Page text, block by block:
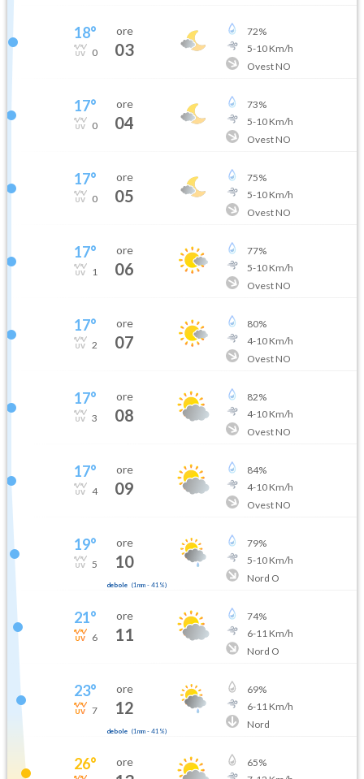
18°
0
ore
03
72%
5-10Km/h
Ovest NO
17°
0
ore
04
73%
5-10Km/h
Ovest NO
17°
0
ore
05
75%
5-10Km/h
Ovest NO
17°
1
ore
06
77%
5-10Km/h
Ovest NO
17°
2
ore
07
80%
4-10Km/h
Ovest NO
17°
3
ore
08
82%
4-10Km/h
Ovest NO
17°
4
ore
09
84%
4-10Km/h
Ovest NO
19°
5
ore
10
debole (1mm- 41 %)
79%
5-10Km/h
Nord O
21°
6
ore
11
74%
6-11Km/h
Nord O
23°
7
ore
12
debole (1mm- 41 %)
69%
6-11Km/h
Nord
26° ore 65%